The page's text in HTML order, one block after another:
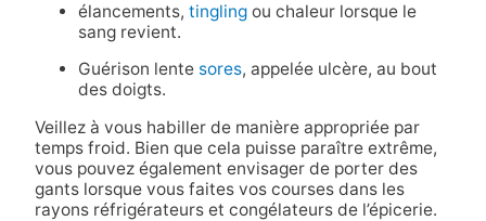
élancements, tinglingou chaleur lorsque le
sang revient.
Guérison lente sores, appelée ulcère, au bout
des doigts.
Veillez à vous habiller de manière appropriée par
temps froid. Bien que cela puisse paraître extrême,
vous pouvez également envisager de porter des
gants lorsque vous faites vos courses dans les
rayons réfrigérateurs et congélateurs de l’épicerie.